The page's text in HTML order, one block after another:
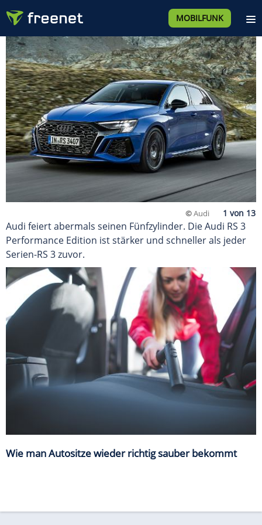
MOBILFUNK
©Audi
Audi feiert abermals seinen Fünfzylinder. Die Audi RS 3
Performance Edition ist stärker und schneller als jeder
Serien-RS 3 zuvor.
Wie man Autositze wieder richtig sauber bekommt